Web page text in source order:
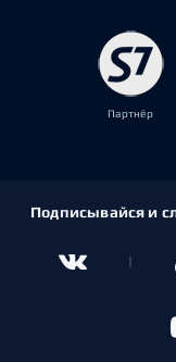
Партнёр
Подписывайся и